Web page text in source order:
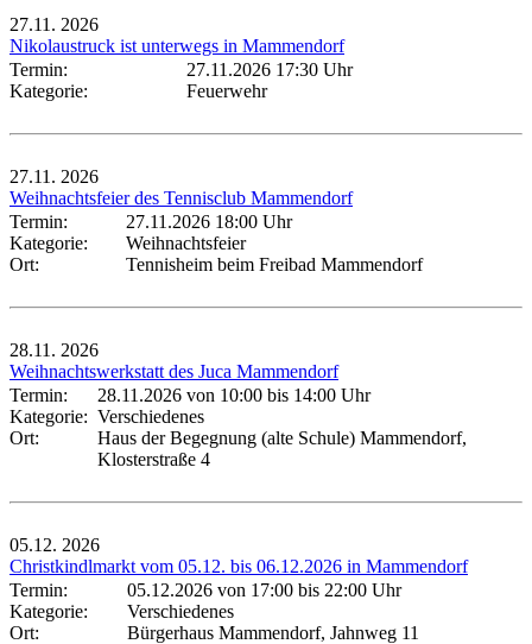
27.11. 2026
Nikolaustruck ist unterwegs in Mammendorf
Termin:
27.11.2026 17:30 Uhr
Kategorie:
Feuerwehr
27.11. 2026
Weihnachtsfeier des Tennisclub Mammendorf
Termin:
27.11.2026 18:00 Uhr
Kategorie:
Weihnachtsfeier
Ort:
Tennisheim beim Freibad Mammendorf
28.11. 2026
Weihnachtswerkstatt des Juca Mammendorf
Termin:
28.11.2026 von 10:00 bis 14:00 Uhr
Kategorie: Verschiedenes
Ort:
Haus der Begegnung (alte Schule) Mammendorf,
Klosterstraße 4
05.12. 2026
Christkindlmarkt vom 05.12. bis 06.12.2026 in Mammendorf
Termin:
05.12.2026 von 17:00 bis 22:00 Uhr
Kategorie:
Verschiedenes
Ort:
Bürgerhaus Mammendorf, Jahnweg 11